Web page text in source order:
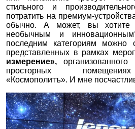
стильного и
потратить на премиум-
обычно. А может, вы хотите
необычным и
последним категориям можно
представленных в рамках
измерение»,
просторных
«Космополитъ». И мне